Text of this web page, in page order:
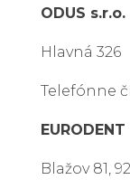
ODUS s.r.o.
Hlavná 326
Telefónne
Blažov 81,